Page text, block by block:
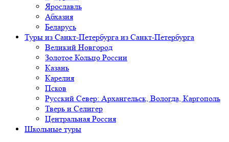
Ярославль
Абхазия
Беларусь
Туры из Санкт-Петербурга из Санкт-Петербурга
Великий Новгород
Золотое Кольцо России
Казань
Карелия
Псков
Русский Север: Архангельск, Вологда, Каргополь
Тверь и Селигер
Центральная Россия
Школьные туры